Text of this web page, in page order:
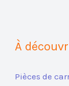
À
Pièces de